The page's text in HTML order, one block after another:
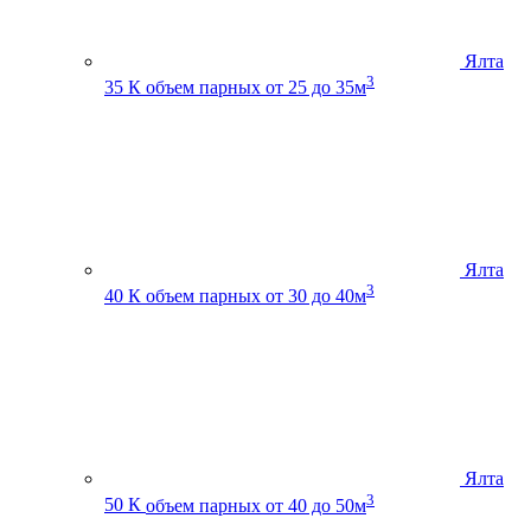
Ялта
35 К объем парных от 25 до 35м3
Ялта
40 К объем парных от 30 до 40м3
Ялта
50 К объем парных от 40 до 50м3